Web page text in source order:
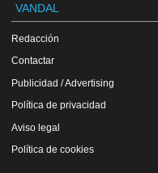
VANDAL
Redacción
Contactar
Publicidad / Advertising
Política de privacidad
Aviso legal
Política de cookies